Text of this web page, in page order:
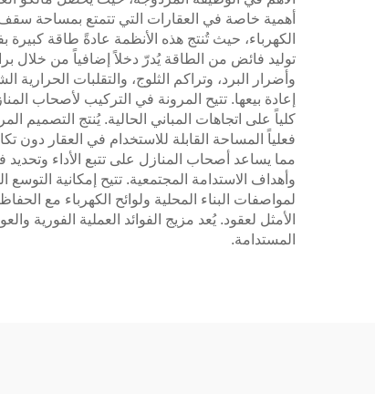
أهمية خاصة في العقارات التي تتمتع بمساحة سقف
الكهرباء، حيث تُنتج هذه الأنظمة عادةً طاقة
توليد فائض من الطاقة يُدرّ دخلاً إضافياً من خلال
وأضرار البرد، وتراكم الثلوج، والتقلبات
إعادة بيعها. تتيح المرونة في التركيب لأصحاب
كلياً على اتجاهات المباني الحالية. يُنتج التصميم
فعلياً المساحة القابلة للاستخدام في العقار دون
مما يساعد أصحاب المنازل على تتبع الأداء
وأهداف الاستدامة المجتمعية. تتيح إمكانية
لمواصفات البناء المحلية ولوائح الكهرباء مع
الأمثل لعقود. يُعد مزيج الفوائد العملية الفورية
المستدامة.